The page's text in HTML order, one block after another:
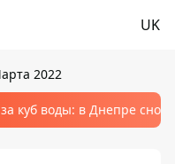
UK
2022
куб воды: в Днепре